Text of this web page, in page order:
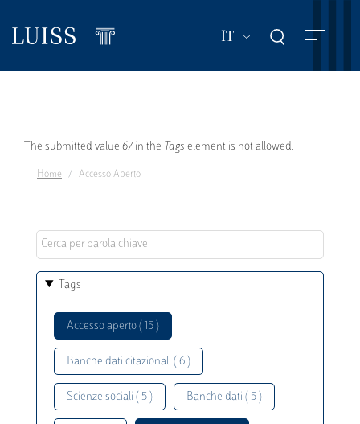
contenuto
IT Mostra ulteriori
Messaggio
di
The submitted value 67 in the Tags element is not allowed.
Home Accesso Aperto
Tags
Accesso aperto ( 15 )
Banche dati citazionali ( 6 )
Scienze sociali ( 5 ) Banche dati ( 5 )